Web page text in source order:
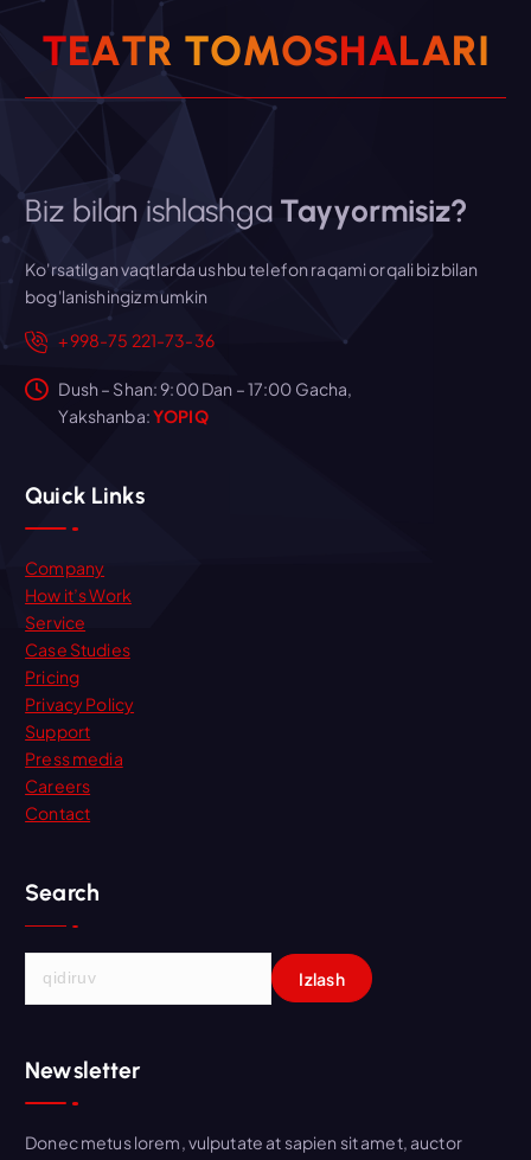
TEATR TOMOSHALARI
Biz bilan ishlashgaTayyormisiz?
Ko'rsatilgan vaqtlarda ushbu telefon raqami orqali biz bilan
bog'lanishingiz mumkin
+998-75 221-73-36
Dush – Shan: 9:00 Dan – 17:00 Gacha,
Yakshanba:YOPIQ
Quick Links
Company
How it’s Work
Service
Case Studies
Pricing
Privacy Policy
Support
Press media
Careers
Contact
Search
r
s
i
Newsletter
Donec metus lorem, vulputate at sapien sit amet, auctor